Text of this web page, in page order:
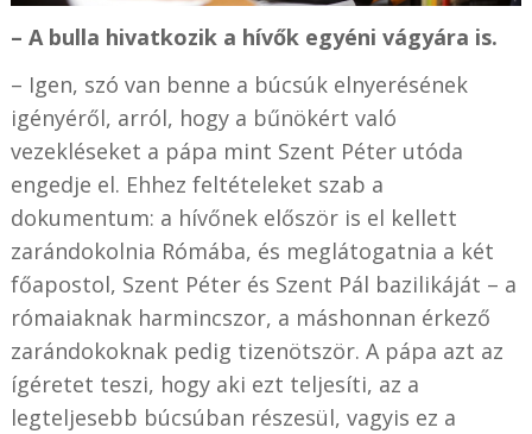
– A bulla hivatkozik a hívők egyéni vágyára is.
– Igen, szó van benne a búcsúk elnyerésének
igényéről, arról, hogy a bűnökért való
vezekléseket a pápa mint Szent Péter utóda
engedje el. Ehhez feltételeket szab a
dokumentum: a hívőnek először is el kellett
zarándokolnia Rómába, és meglátogatnia a két
főapostol, Szent Péter és Szent Pál bazilikáját – a
rómaiaknak harmincszor, a máshonnan érkező
zarándokoknak pedig tizenötször. A pápa azt az
ígéretet teszi, hogy aki ezt teljesíti, az a
legteljesebb búcsúban részesül, vagyis ez a